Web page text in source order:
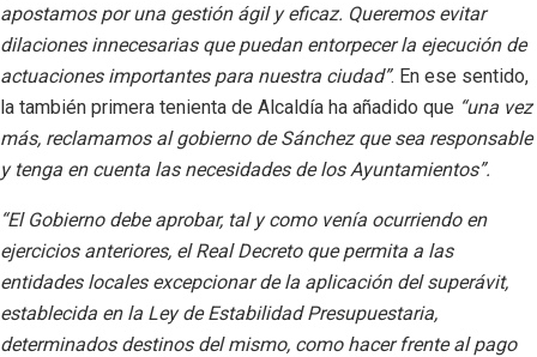
apostamos por una gestión ágil y eficaz. Queremos evitar
dilaciones innecesarias que puedan entorpecer la ejecución de
actuaciones importantes para nuestra ciudad”. En ese sentido,
la también primera tenienta de Alcaldía ha añadido que “una vez
más, reclamamos al gobierno de Sánchez que sea responsable
y tenga en cuenta las necesidades de los Ayuntamientos”.
“El Gobierno debe aprobar, tal y como venía ocurriendo en
ejercicios anteriores, el Real Decreto que permita a las
entidades locales excepcionar de la aplicación del superávit,
establecida en la Ley de Estabilidad Presupuestaria,
determinados destinos del mismo, como hacer frente al pago